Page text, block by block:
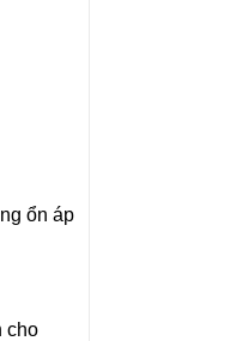
ổn áp
cho